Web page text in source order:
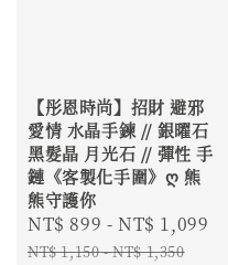
【彤恩時尚】招財 避邪
愛情 水晶手鍊 // 銀曜石
黑髮晶 月光石 // 彈性 手
鏈《客製化手圍》ღ 熊
熊守護你
Sale
price
NT$ 899 -NT$ 1,099
NT$ 1,150-NT$ 1,350